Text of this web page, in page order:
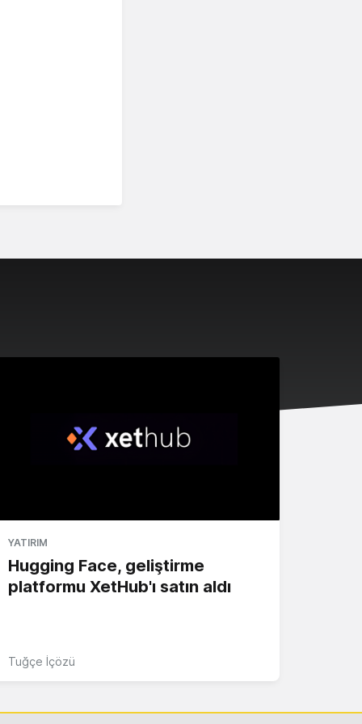
YATIRIM
Hugging Face, geliştirme
platformu XetHub'ı satın aldı
Tuğçe İçözü